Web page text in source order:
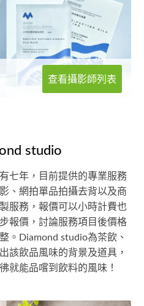
查看攝影師列表
studio
七年，目前提供的專業服務
、網拍單品拍攝去背以及商
服務，報價可以小時計費也
報價，討論服務項目後價格
。Diamond studio為茶飲、
該飲品風味的背景及道具，
就能品嚐到飲料的風味！